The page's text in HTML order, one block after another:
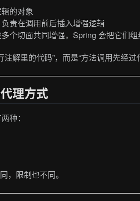
的对象
责在调用前后插入增强逻辑
个切面共同增强，Spring 会把它们
解里的代码”，而是“方法调用先经过
理方式
种：
，限制也不同。